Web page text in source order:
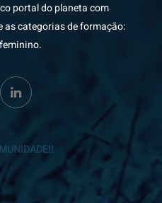
portal do planeta com
as categorias de formação: